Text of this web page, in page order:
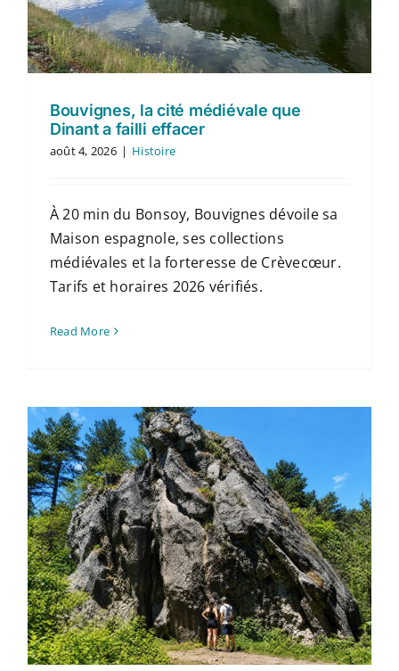
Contact
Français
Bouvignes, la cité médiévale que
Dinant a failli effacer
août 4, 2026 | Histoire
À 20 min du Bonsoy, Bouvignes dévoile sa
Maison espagnole, ses collections
médiévales et la forteresse de Crèvecœur.
Tarifs et horaires 2026 vérifiés.
Read More